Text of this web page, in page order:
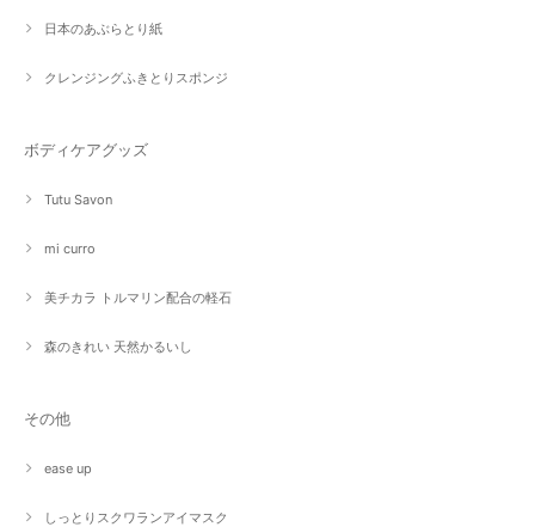
日本のあぶらとり紙
クレンジングふきとりスポンジ
ボディケアグッズ
Tutu Savon
mi curro
美チカラ トルマリン配合の軽石
森のきれい 天然かるいし
その他
ease up
しっとりスクワランアイマスク